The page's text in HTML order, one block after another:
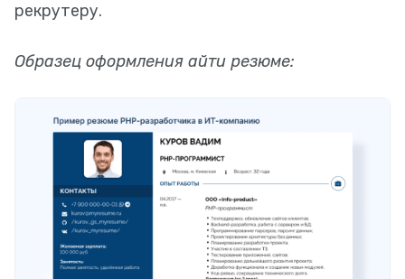
рекрутеру.
Образец оформления айти резюме: